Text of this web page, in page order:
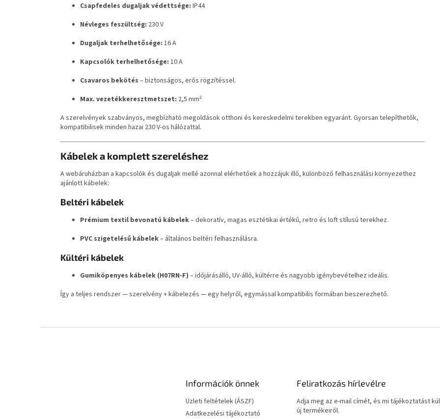
Csapfedeles dugaljak védettsége: IP44
Névleges feszültség: 230 V
Dugaljak terhelhetősége: 16 A
Kapcsolók terhelhetősége: 10 A
Csavaros bekötés – biztonságos, erős rögzítéssel.
Max. vezetékkeresztmetszet: 2,5 mm²
A szerelvények szabványos, megbízható megoldások otthoni és kereskedelmi terekben egyaránt. Gyorsan telepíthetők,
kompatibilisek minden hazai 230 V-os hálózattal.
Kábelek a komplett szereléshez
A webáruházban a kapcsolók és dugaljak mellé azonnal elérhetőek a hozzájuk illő, különböző felhasználási környezethez
ajánlott kábelek:
Beltéri kábelek
Prémium textil bevonatú kábelek– dekoratív, magas esztétikai értékű, retro és loft stílusú terekhez.
PVC szigetelésű kábelek– általános beltéri felhasználásra.
Kültéri kábelek
Gumiköpenyes kábelek (H07RN-F) – időjárásálló, UV-álló, kültérre és nagyobb igénybevételhez ideális.
Így a teljes rendszer — szerelvény + kábelezés — egy helyről, egymással kompatibilis formában beszerezhető.
Információk önnek
Üzleti feltételek (ÁSZF)
Adatkezelési tájékoztató
Feliratkozás hírlevélre
Adja meg az e-mail címét, és mi tájékoztatást
új termékeiről.